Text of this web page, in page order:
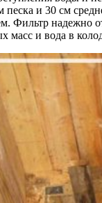
песка и 30 см
Фильтр надежно
масс и вода в